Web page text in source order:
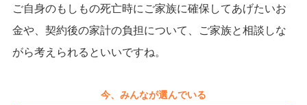
ご自身のもしもの死亡時にご家族に確保してあげたいお
金や、契約後の家計の負担について、ご家族と相談しな
がら考えられるといいですね。
今、みんなが選んでいる